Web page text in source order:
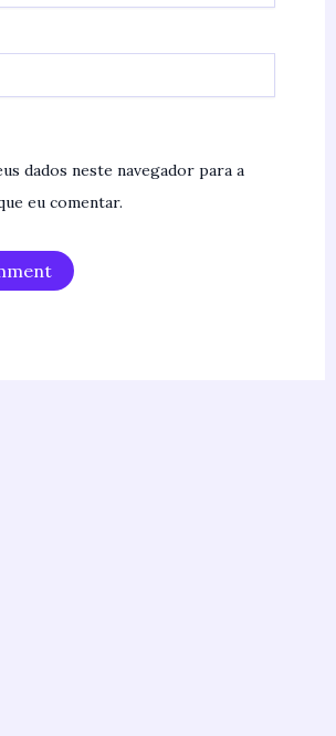
dados neste navegador para a
eu comentar.